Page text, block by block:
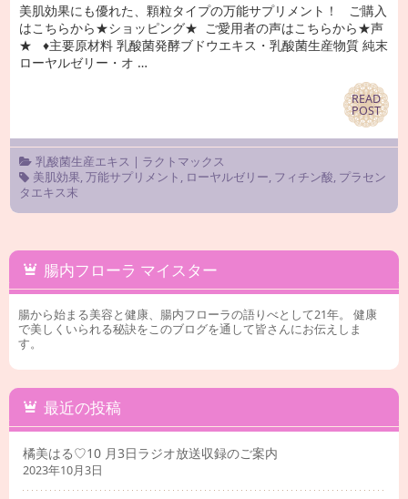
美肌効果にも優れた、顆粒タイプの万能サプリメント！ ご購入
はこちらから★ショッピング★ ご愛用者の声はこちらから★声
★ ♦主要原材料 乳酸菌発酵ブドウエキス・乳酸菌生産物質 純末
ローヤルゼリー・オ …
READ
POST
READ
POST
乳酸菌生産エキス | ラクトマックス
美肌効果,万能サプリメント , ローヤルゼリー, フィチン酸, プラセン
タエキス末
腸内フローラ マイスター
腸から始まる美容と健康、腸内フローラの語りべとして21年。 健康
で美しくいられる秘訣をこのブログを通して皆さんにお伝えしま
す。
最近の投稿
橘美はる♡10 月3日ラジオ放送収録のご案内
2023年10月3日